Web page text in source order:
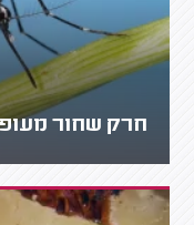
חרק שחור